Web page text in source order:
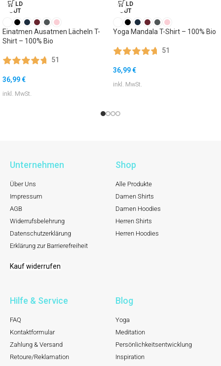
SOLD
OUT
Einatmen Ausatmen Lächeln T-
Shirt – 100% Bio
51
36,99€
inkl. MwSt.
SOLD
OUT
Yoga Mandala T-Shirt – 100% Bio
51
36,99€
inkl. MwSt.
Unternehmen
Über Uns
Impressum
AGB
Widerrufsbelehrung
Datenschutzerklärung
Erklärung zur Barrierefreiheit
Kauf widerrufen
Shop
Alle Produkte
Damen Shirts
Damen Hoodies
Herren Shirts
Herren Hoodies
Hilfe & Service
FAQ
Kontaktformular
Zahlung & Versand
Retoure/Reklamation
Blog
Yoga
Meditation
Persönlichkeitsentwicklung
Inspiration